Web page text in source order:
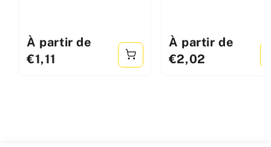
Prix
standard
À partir de
€1,11
Prix
standard
À partir de
€2,02